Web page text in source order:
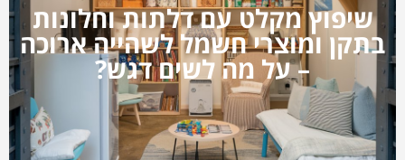
שיפוץ מקלט עם דלתות וחלונות
בתקן ומוצרי חשמל לשהייה ארוכה
– על מה לשים דגש?